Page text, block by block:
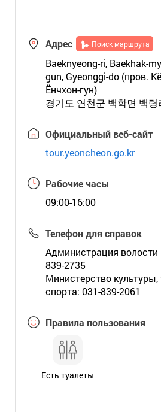
Адрес Поиск маршрута
Baeknyeong-ri, Baekhak-
gun, Gyeonggi-do (пров.
Ёнчхон-гун)
경기도 연천군 백학면 백령
Официальный веб-сайт
tour.yeoncheon.go.kr
Рабочие часы
09:00-16:00
Телефон для справок
Администрация волости
839-2735
Министерство культуры,
спорта: 031-839-2061
Правила пользования
Есть туалеты